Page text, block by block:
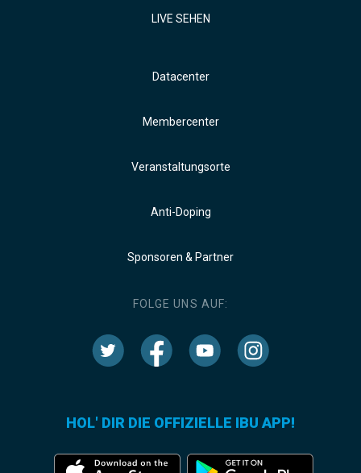
LIVE SEHEN
Datacenter
Membercenter
Veranstaltungsorte
Anti-Doping
Sponsoren & Partner
FOLGE UNS AUF:
HOL' DIR DIE OFFIZIELLE IBU APP!